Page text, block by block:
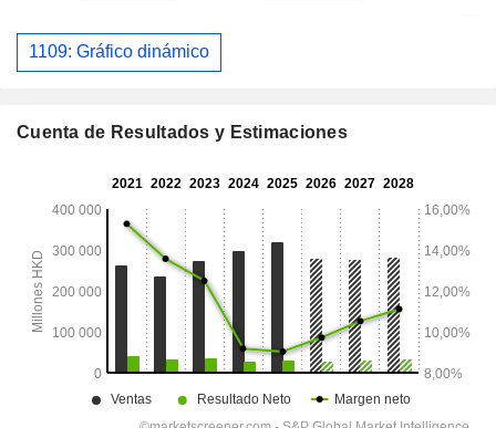
1109: Gráfico dinámico
Cuenta de Resultados y Estimaciones